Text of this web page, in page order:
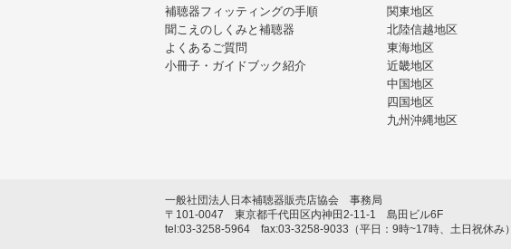
補聴器フィッティングの手順
聞こえのしくみと補聴器
よくあるご質問
小冊子・ガイドブック紹介
関東地区
北陸信越地区
東海地区
近畿地区
中国地区
四国地区
九州沖縄地区
一般社団法人日本補聴器販売店協会 事務局
〒101-0047 東京都千代田区内神田2-11-1 島田ビル6F
tel:03-3258-5964 fax:03-3258-9033（平日：9時~17時、土日祝休み）